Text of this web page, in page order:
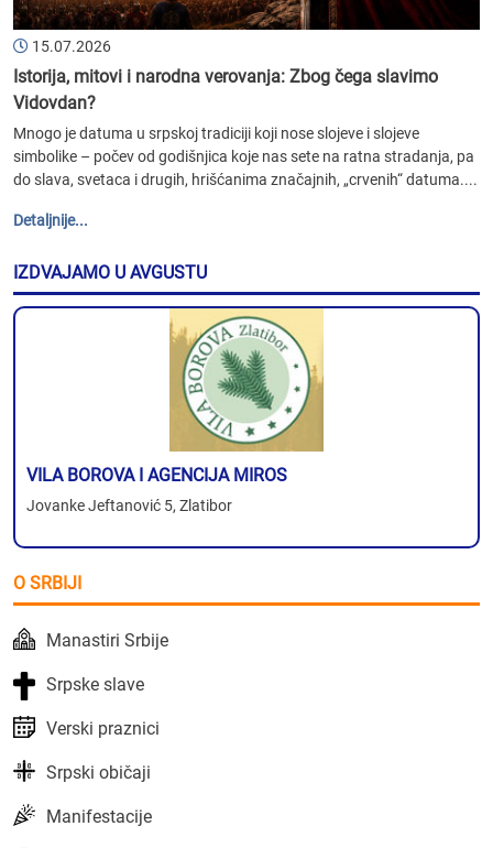
15.07.2026
Istorija, mitovi i narodna verovanja: Zbog čega slavimo
Vidovdan?
Mnogo je datuma u srpskoj tradiciji koji nose slojeve i slojeve
simbolike – počev od godišnjica koje nas sete na ratna stradanja, pa
do slava, svetaca i drugih, hrišćanima značajnih, „crvenih“ datuma....
Detaljnije...
IZDVAJAMO U AVGUSTU
VILA BOROVA I AGENCIJA MIROS
Jovanke Jeftanović 5, Zlatibor
O SRBIJI
Manastiri Srbije
Srpske slave
Verski praznici
Srpski običaji
Manifestacije